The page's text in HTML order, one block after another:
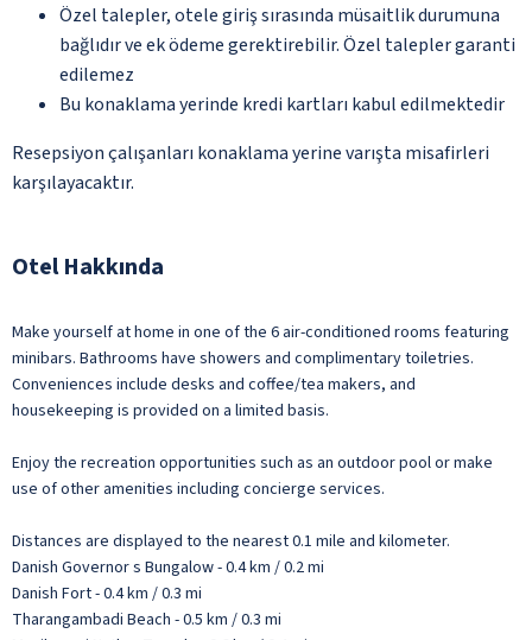
Özel talepler, otele giriş sırasında müsaitlik durumuna
bağlıdır ve ek ödeme gerektirebilir. Özel talepler garanti
edilemez
Bu konaklama yerinde kredi kartları kabul edilmektedir
Resepsiyon çalışanları konaklama yerine varışta misafirleri
karşılayacaktır.
Otel Hakkında
Make yourself at home in one of the 6 air-conditioned rooms featuring
minibars. Bathrooms have showers and complimentary toiletries.
Conveniences include desks and coffee/tea makers, and
housekeeping is provided on a limited basis.
Enjoy the recreation opportunities such as an outdoor pool or make
use of other amenities including concierge services.
Distances are displayed to the nearest 0.1 mile and kilometer.
Danish Governor s Bungalow - 0.4 km / 0.2 mi
Danish Fort - 0.4 km / 0.3 mi
Tharangambadi Beach - 0.5 km / 0.3 mi